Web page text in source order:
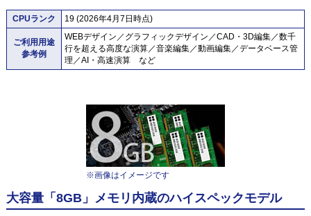
CPUランク 19 (2026年4月7日時点)
ご利用用途
参考例
WEBデザイン／グラフィックデザイン／CAD・3D編集／数千
行を超える高度な演算／音楽編集／動画編集／データベース管
理／AI・高速演算 など
※画像はイメージです
大容量「8GB」メモリ内蔵のハイスペックモデル